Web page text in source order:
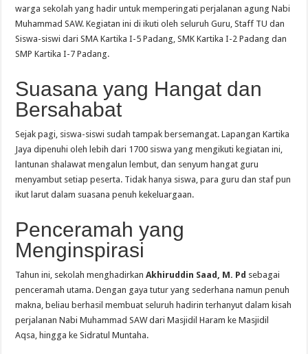
warga sekolah yang hadir untuk memperingati perjalanan agung Nabi
Muhammad SAW. Kegiatan ini di ikuti oleh seluruh Guru, Staff TU dan
Siswa-siswi dari SMA Kartika I-5 Padang, SMK Kartika I-2 Padang dan
SMP Kartika I-7 Padang.
Suasana yang Hangat dan
Bersahabat
Sejak pagi, siswa-siswi sudah tampak bersemangat. Lapangan Kartika
Jaya dipenuhi oleh lebih dari 1700 siswa yang mengikuti kegiatan ini,
lantunan shalawat mengalun lembut, dan senyum hangat guru
menyambut setiap peserta. Tidak hanya siswa, para guru dan staf pun
ikut larut dalam suasana penuh kekeluargaan.
Penceramah yang
Menginspirasi
Tahun ini, sekolah menghadirkanAkhiruddin Saad, M. Pd sebagai
penceramah utama. Dengan gaya tutur yang sederhana namun penuh
makna, beliau berhasil membuat seluruh hadirin terhanyut dalam kisah
perjalanan Nabi Muhammad SAW dari Masjidil Haram ke Masjidil
Aqsa, hingga ke Sidratul Muntaha.